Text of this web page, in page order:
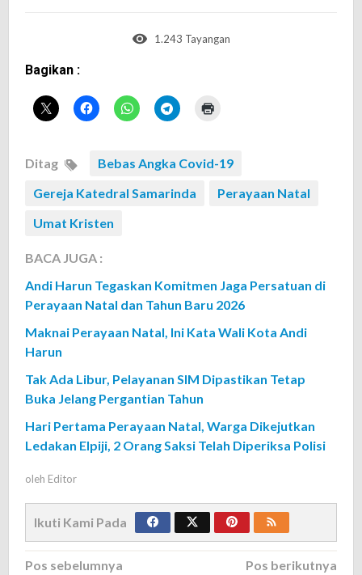
1.243 Tayangan
Bagikan :
Ditag
Bebas Angka Covid-19
Gereja Katedral Samarinda
Perayaan Natal
Umat Kristen
BACA JUGA :
Andi Harun Tegaskan Komitmen Jaga Persatuan di
Perayaan Natal dan Tahun Baru 2026
Maknai Perayaan Natal, Ini Kata Wali Kota Andi
Harun
Tak Ada Libur, Pelayanan SIM Dipastikan Tetap
Buka Jelang Pergantian Tahun
Hari Pertama Perayaan Natal, Warga Dikejutkan
Ledakan Elpiji, 2 Orang Saksi Telah Diperiksa Polisi
oleh Editor
Ikuti Kami Pada
Navigasi
Pos sebelumnya
Pos berikutnya